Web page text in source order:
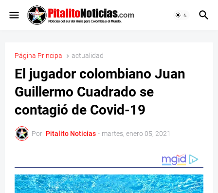
Página Principal actualidad
El jugador colombiano Juan
Guillermo Cuadrado se
contagió de Covid-19
Por: Pitalito Noticias - martes, enero 05, 2021